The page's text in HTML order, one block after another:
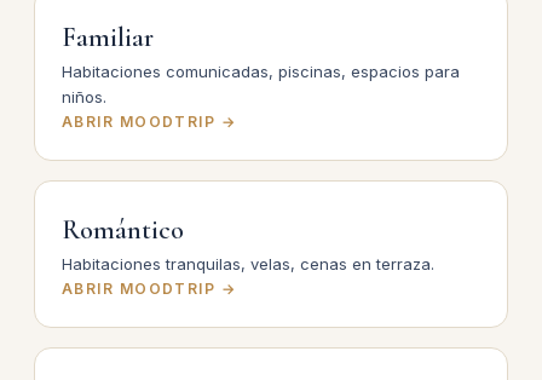
Familiar
Habitaciones comunicadas, piscinas, espacios para
niños.
ABRIR MOODTRIP →
Romántico
Habitaciones tranquilas, velas, cenas en terraza.
ABRIR MOODTRIP →